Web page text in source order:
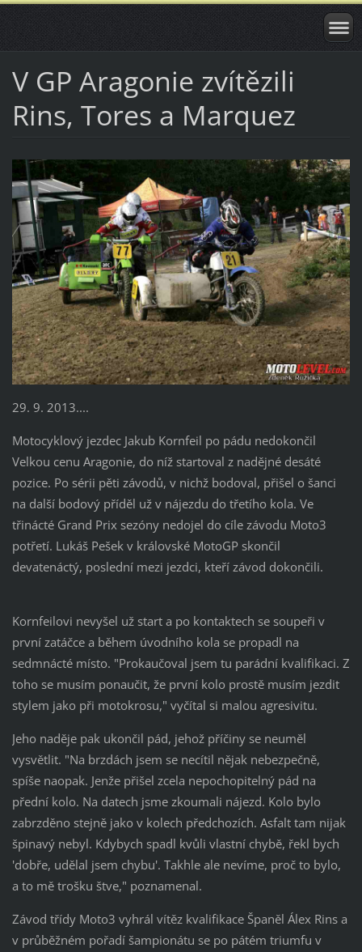
V GP Aragonie zvítězili
Rins, Tores a Marquez
29. 9. 2013....
Motocyklový jezdec Jakub Kornfeil po pádu nedokončil
Velkou cenu Aragonie, do níž startoval z nadějné desáté
pozice. Po sérii pěti závodů, v nichž bodoval, přišel o šanci
na další bodový příděl už v nájezdu do třetího kola. Ve
třinácté Grand Prix sezóny nedojel do cíle závodu Moto3
potřetí. Lukáš Pešek v královské MotoGP skončil
devatenáctý, poslední mezi jezdci, kteří závod dokončili.
Kornfeilovi nevyšel už start a po kontaktech se soupeři v
první zatáčce a během úvodního kola se propadl na
sedmnácté místo. "Prokaučoval jsem tu parádní kvalifikaci. Z
toho se musím ponaučit, že první kolo prostě musím jezdit
stylem jako při motokrosu," vyčítal si malou agresivitu.
Jeho naděje pak ukončil pád, jehož příčiny se neuměl
vysvětlit. "Na brzdách jsem se necítil nějak nebezpečně,
spíše naopak. Jenže přišel zcela nepochopitelný pád na
přední kolo. Na datech jsme zkoumali nájezd. Kolo bylo
zabrzděno stejně jako v kolech předchozích. Asfalt tam nijak
špinavý nebyl. Kdybych spadl kvůli vlastní chybě, řekl bych
'dobře, udělal jsem chybu'. Takhle ale nevíme, proč to bylo,
a to mě trošku štve," poznamenal.
Závod třídy Moto3 vyhrál vítěz kvalifikace Španěl Álex Rins a
v průběžném pořadí šampionátu se po pátém triumfu v